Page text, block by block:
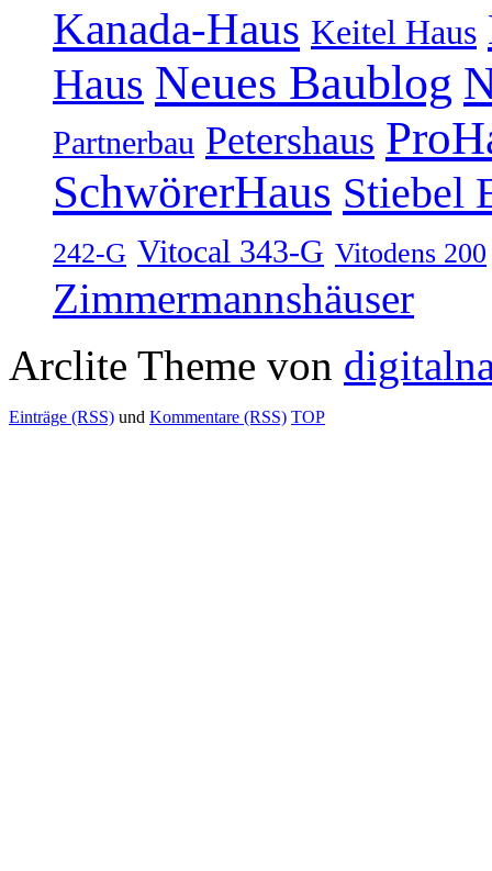
Kanada-Haus Keitel Haus
Haus Neues Baublog
Partnerbau Petershaus
SchwörerHaus Stiebel
242-G Vitocal 343-G Vitodens 200
Zimmermannshäuser
Arclite Theme von
Einträge (RSS) und Kommentare (RSS) TOP